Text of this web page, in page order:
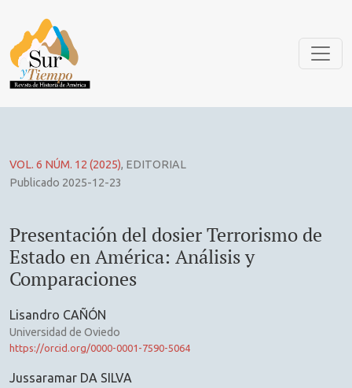
VOL. 6 NÚM. 12 (2025), EDITORIAL
Presentación del dosier Terrorismo de
Estado en América: Análisis y
Comparaciones
Publicado 2025-12-23
Lisandro CAÑÓN
Universidad de Oviedo
https://orcid.org/0000-0001-7590-5064
Jussaramar DA SILVA